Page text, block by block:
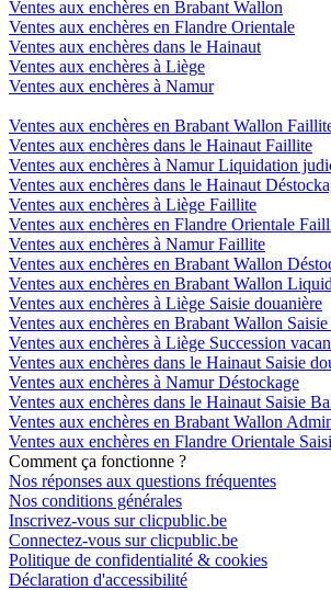
Ventes aux enchères en Brabant Wallon
Ventes aux enchères en Flandre Orientale
Ventes aux enchères dans le Hainaut
Ventes aux enchères à Liège
Ventes aux enchères à Namur
Ventes aux enchères en Brabant Wallon
Ventes aux enchères dans le Hainaut Faillite
Ventes aux enchères à Namur Liquidation
Ventes aux enchères dans le Hainaut
Ventes aux enchères à Liège Faillite
Ventes aux enchères en Flandre Orientale
Ventes aux enchères à Namur Faillite
Ventes aux enchères en Brabant Wallon
Ventes aux enchères en Brabant Wallon
Ventes aux enchères à Liège Saisie douanière
Ventes aux enchères en Brabant Wallon
Ventes aux enchères à Liège Succession
Ventes aux enchères dans le Hainaut Saisie
Ventes aux enchères à Namur Déstockage
Ventes aux enchères dans le Hainaut Saisie
Ventes aux enchères en Brabant Wallon
Ventes aux enchères en Flandre Orientale
Comment ça fonctionne ?
Nos réponses aux questions fréquentes
Nos conditions générales
Inscrivez-vous sur clicpublic.be
Connectez-vous sur clicpublic.be
Politique de confidentialité & cookies
Déclaration d'accessibilité